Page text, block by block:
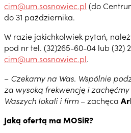
cim@um.sosnowiec.pl (do
do 31 października.
W razie jakichkolwiek pytań,
pod nr tel. (32)265-60-04 lub (32)
cim@um.sosnowiec.pl.
– Czekamy na Was. Wspólnie
za wysoką frekwencję i
Waszych lokali i firm – zachęca
Jaką ofertą ma MOSiR?